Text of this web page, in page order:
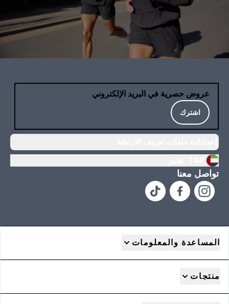
عروض حصرية في البريد الإلكتروني
اشترك
تواصل معنا
المساعدة والمعلومات
منتجات